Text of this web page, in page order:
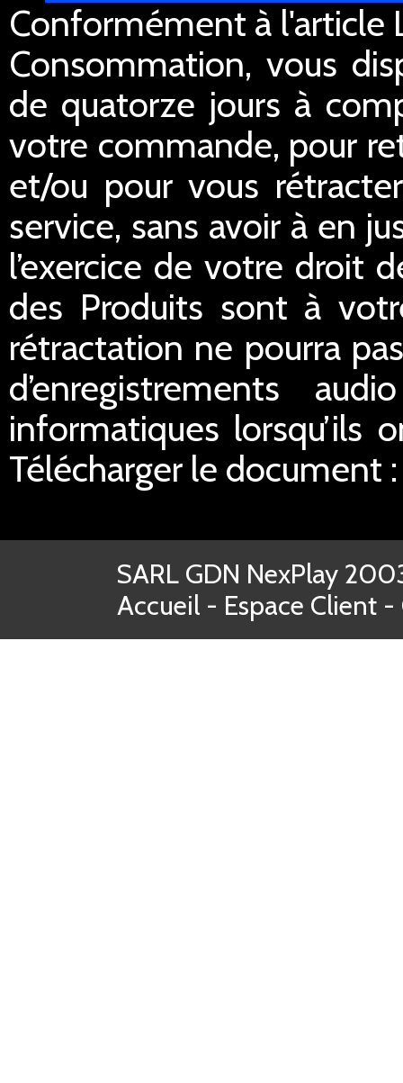
Conformément à l'article
Consommation, vous
de quatorze jours à
votre commande, pour
et/ou pour vous
service, sans avoir à en
l’exercice de votre droit
des Produits sont à
rétractation ne pourra
d’enregistrements
informatiques lorsqu’ils
Télécharger le document
SARL GDN NexPlay
Accueil - Espace Client -